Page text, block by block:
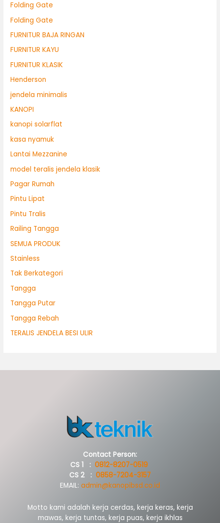
Folding Gate
Folding Gate
FURNITUR BAJA RINGAN
FURNITUR KAYU
FURNITUR KLASIK
Henderson
jendela minimalis
KANOPI
kanopi solarflat
kasa nyamuk
Lantai Mezzanine
model teralis jendela klasik
Pagar Rumah
Pintu Lipat
Pintu Tralis
Railing Tangga
SEMUA PRODUK
Stainless
Tak Berkategori
Tangga
Tangga Putar
Tangga Rebah
TERALIS JENDELA BESI ULIR
Contact Person:
CS 1 : 0812-8207-0519
CS 2 : 0858-7204-3157
EMAIL: admin@kanopibsd.co.id
Motto kami adalah kerja cerdas, kerja keras, kerja
mawas, kerja tuntas, kerja puas, kerja ikhlas